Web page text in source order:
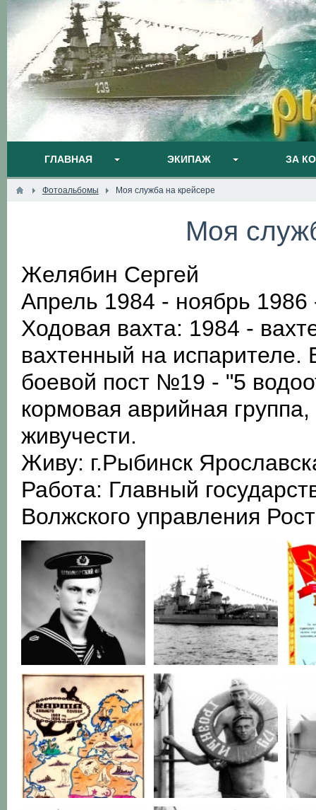
ГЛАВНАЯ ЭКИПАЖ ЗА
Фотоальбомы Моя служба на крейсере
Моя
Желябин Сергей
Апрель 1984 - ноябрь
Ходовая вахта: 1984 -
вахтенный на
боевой пост №19 - "5
кормовая аврийная
живучести.
Живу: г.Рыбинск
Работа: Главный
Волжского управления